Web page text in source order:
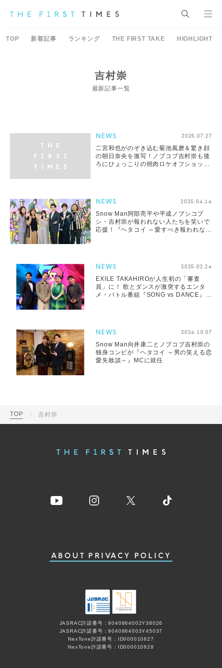
TOP 新着記事 ランキング THE FIRST TAKE HIGHLIGHT
吉村崇
最新記事一覧
NEWS 2025.07.27
二宮和也がのぞき込む菊池風磨＆驚き顔
の朝日奈央を激写！ノブコブ吉村崇も後
ろにひょっこりの焼肉ロケオフショット
NEWS 2025.04.14
Snow Man阿部亮平や平成ノブシコブ
シ・吉村崇が報われない人たちを笑いで
応援！『ヘタコイ ～愛すべき報われない
NEWS 2025.02.24
EXILE TAKAHIROが人生初の「審査
員」に！ 歌とダンスが激突するエンタ
メ・バトル番組『SONG vs DANCE』が
NEWS 2024.10.07
Snow Man向井康二とノブコブ吉村崇の
独身コンビが『ヘタコイ ～男の笑える恋
愛失敗談～』MCに就任
TOP 吉村崇
ABOUT PRIVACY POLICY
JASRAC許諾番号：9040864002Y38026
JASRAC許諾番号：9040864003Y45037
NexTone許諾番号：ID000010827
NexTone許諾番号：ID000010828